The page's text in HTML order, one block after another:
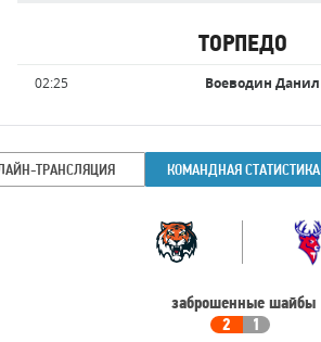
ТОРПЕДО
Время Имя
игрока
02:25 Воеводин Данил
ТРАНСЛЯЦИЯ КОМАНДНАЯ СТАТИСТИКА
Команда
заброшенные шайбы
2
1